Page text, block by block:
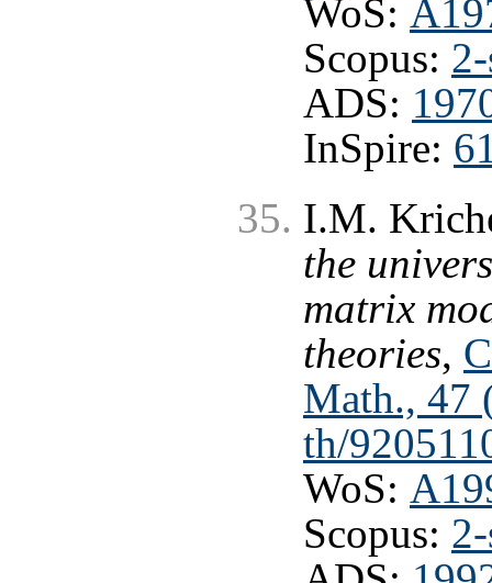
WoS:
Scopus:
ADS:
InSpire:
I.M.
the
matrix
theories,
Math., 47
th/
WoS:
Scopus: